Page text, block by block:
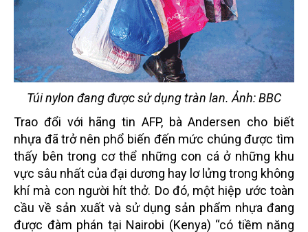
Túi nylon đang được sử dụng tràn lan. Ảnh: BBC
Trao đổi với hãng tin AFP, bà Andersen cho biết
nhựa đã trở nên phổ biến đến mức chúng được tìm
thấy bên trong cơ thể những con cá ở những khu
vực sâu nhất của đại dương hay lơ lửng trong không
khí mà con người hít thở. Do đó, một hiệp ước toàn
cầu về sản xuất và sử dụng sản phẩm nhựa đang
được đàm phán tại Nairobi (Kenya) “có tiềm năng